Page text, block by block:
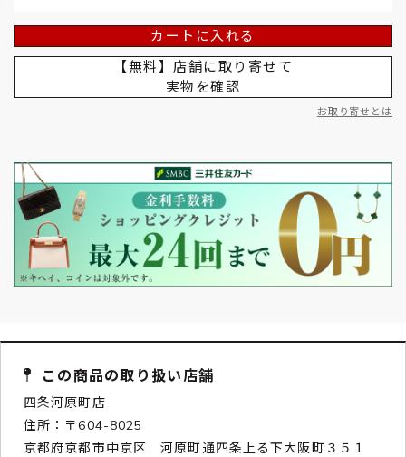
カートに入れる
【無料】店舗に取り寄せて
実物を確認
お取り寄せとは
この商品の取り扱い店舗
四条河原町店
住所：〒604-8025
京都府京都市中京区 河原町通四条上る下大阪町３５１